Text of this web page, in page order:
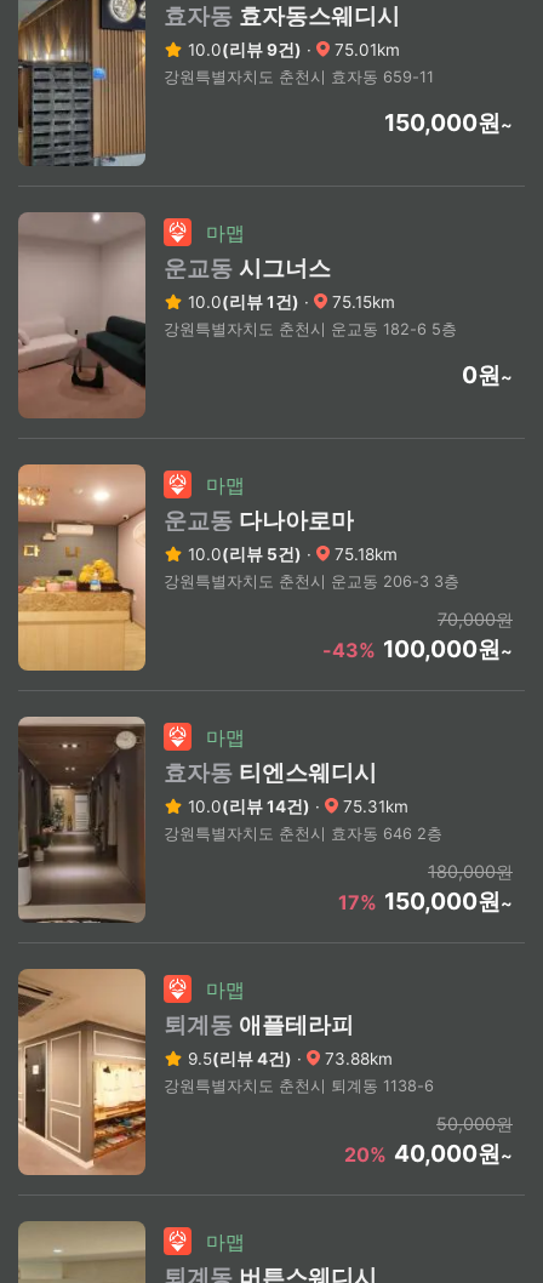
효자동 효자동스웨디시
10.0(리뷰 9건) · 75.01km
강원특별자치도 춘천시 효자동 659-11
150,000원~
마맵
운교동 시그너스
10.0(리뷰 1건) · 75.15km
강원특별자치도 춘천시 운교동 182-6 5층
0원~
마맵
운교동 다나아로마
10.0(리뷰 5건) · 75.18km
강원특별자치도 춘천시 운교동 206-3 3층
70,000원
-43% 100,000원~
마맵
효자동 티엔스웨디시
10.0(리뷰 14건) · 75.31km
강원특별자치도 춘천시 효자동 646 2층
180,000원
17% 150,000원~
마맵
퇴계동 애플테라피
9.5(리뷰 4건) · 73.88km
강원특별자치도 춘천시 퇴계동 1138-6
50,000원
20% 40,000원~
마맵
퇴계동 버튼스웨디시